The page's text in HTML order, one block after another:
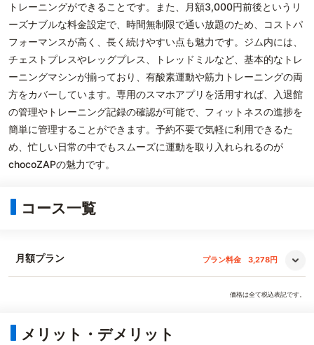
トレーニングができることです。また、月額3,000円前後というリ
ーズナブルな料金設定で、時間無制限で通い放題のため、コストパ
フォーマンスが高く、長く続けやすい点も魅力です。ジム内には、
チェストプレスやレッグプレス、トレッドミルなど、基本的なトレ
ーニングマシンが揃っており、有酸素運動や筋力トレーニングの両
方をカバーしています。専用のスマホアプリを活用すれば、入退館
の管理やトレーニング記録の確認が可能で、フィットネスの進捗を
簡単に管理することができます。予約不要で気軽に利用できるた
め、忙しい日常の中でもスムーズに運動を取り入れられるのが
chocoZAPの魅力です。
コース一覧
月額プラン プラン料金 3,278円
価格は全て税込表記です。
メリット・デメリット